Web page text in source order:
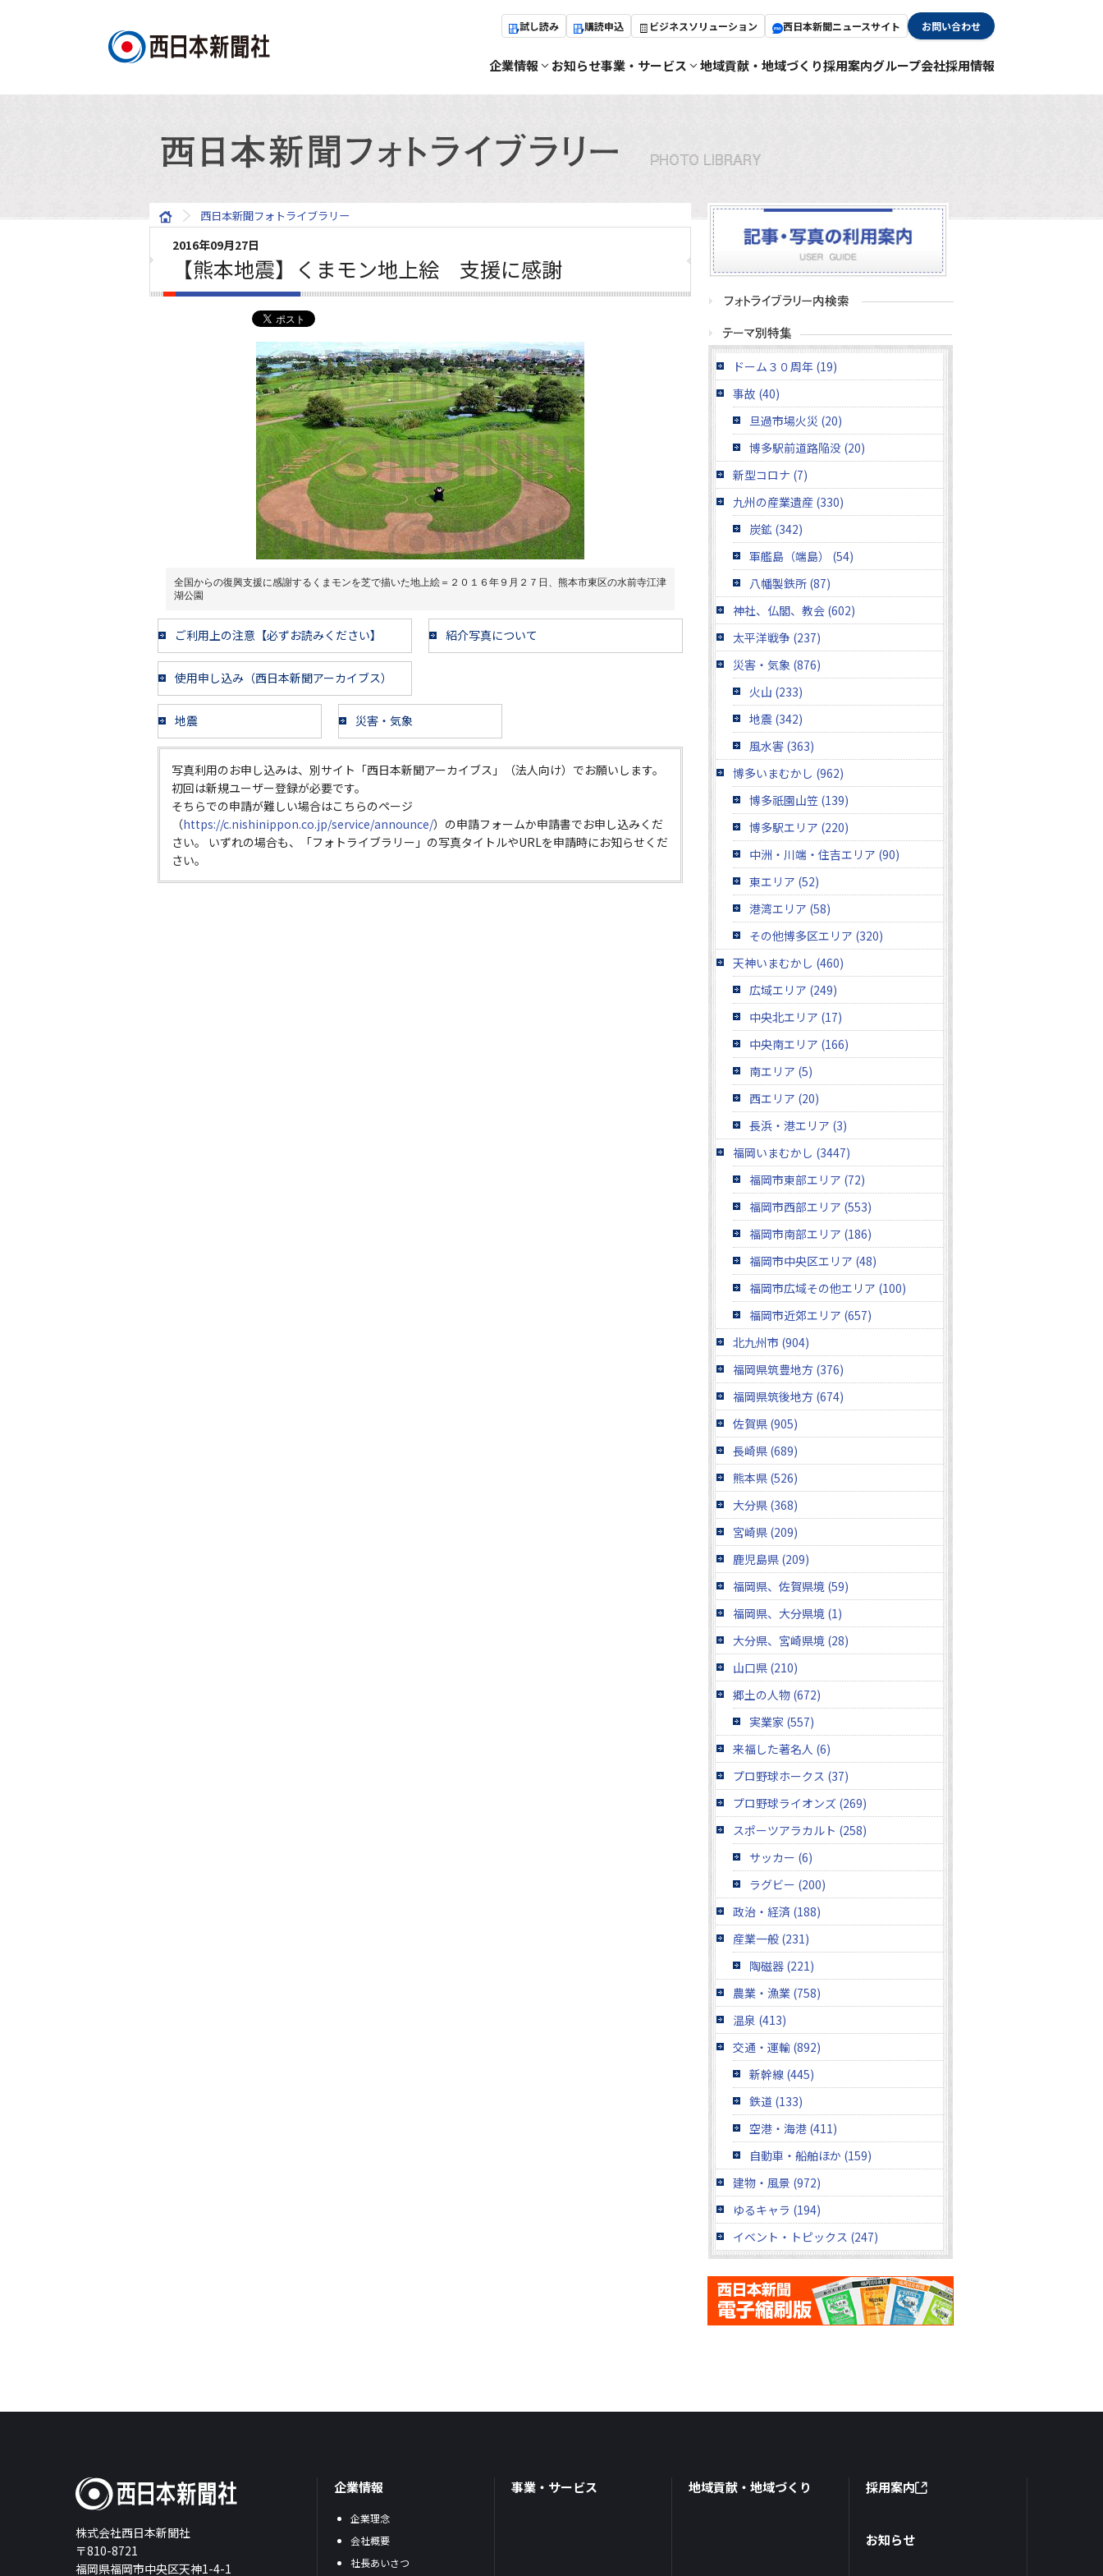
試し読み 購読申込 ビジネスソリューション 西日本新聞ニュースサイト お問い合わせ
企業情報 お知らせ事業・サービス 地域貢献・地域づくり採用案内グループ会社採用情報
西日本新聞フォトライブラリー
2016年09月27日
【熊本地震】くまモン地上絵 支援に感謝
全国からの復興支援に感謝するくまモンを芝で描いた地上絵＝２０１６年９月２７日、熊本市東区の水前寺江津
湖公園
ご利用上の注意【必ずお読みください】 紹介写真について
使用申し込み（西日本新聞アーカイブス）
地震 災害・気象
写真利用のお申し込みは、別サイト「西日本新聞アーカイブス」（法人向け）でお願いします。
初回は新規ユーザー登録が必要です。
そちらでの申請が難しい場合はこちらのページ
（https://c.nishinippon.co.jp/service/announce/）の申請フォームか申請書でお申し込みくだ
さい。 いずれの場合も、「フォトライブラリー」の写真タイトルやURLを申請時にお知らせくだ
さい。
ドーム３０周年 (19)
事故 (40)
旦過市場火災 (20)
博多駅前道路陥没 (20)
新型コロナ (7)
九州の産業遺産 (330)
炭鉱 (342)
軍艦島（端島） (54)
八幡製鉄所 (87)
神社、仏閣、教会 (602)
太平洋戦争 (237)
災害・気象 (876)
火山 (233)
地震 (342)
風水害 (363)
博多いまむかし (962)
博多祇園山笠 (139)
博多駅エリア (220)
中洲・川端・住吉エリア (90)
東エリア (52)
港湾エリア (58)
その他博多区エリア (320)
天神いまむかし (460)
広域エリア (249)
中央北エリア (17)
中央南エリア (166)
南エリア (5)
西エリア (20)
長浜・港エリア (3)
福岡いまむかし (3447)
福岡市東部エリア (72)
福岡市西部エリア (553)
福岡市南部エリア (186)
福岡市中央区エリア (48)
福岡市広域その他エリア (100)
福岡市近郊エリア (657)
北九州市 (904)
福岡県筑豊地方 (376)
福岡県筑後地方 (674)
佐賀県 (905)
長崎県 (689)
熊本県 (526)
大分県 (368)
宮崎県 (209)
鹿児島県 (209)
福岡県、佐賀県境 (59)
福岡県、大分県境 (1)
大分県、宮崎県境 (28)
山口県 (210)
郷土の人物 (672)
実業家 (557)
来福した著名人 (6)
プロ野球ホークス (37)
プロ野球ライオンズ (269)
スポーツアラカルト (258)
サッカー (6)
ラグビー (200)
政治・経済 (188)
産業一般 (231)
陶磁器 (221)
農業・漁業 (758)
温泉 (413)
交通・運輸 (892)
新幹線 (445)
鉄道 (133)
空港・海港 (411)
自動車・船舶ほか (159)
建物・風景 (972)
ゆるキャラ (194)
イベント・トピックス (247)
株式会社西日本新聞社
〒810-8721
福岡県福岡市中央区天神1-4-1
企業情報
企業理念
会社概要
社長あいさつ
事業・サービス 地域貢献・地域づくり 採用案内
お知らせ